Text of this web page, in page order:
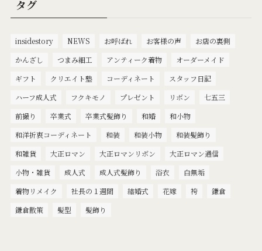
タグ
insidestory NEWS お呼ばれ お客様の声
お店の裏側
かんざし
つまみ細工 アンティーク着物
オーダーメイド
ギフト
クリエイト塾 コーディネート
スタッフ日記
ハーフ成人式
フクキモノ プレゼント リボン
七五三
前撮り
卒業式 卒業式髪飾り 和婚
和小物
和洋折衷コーディネート
和装 和装小物
和装髪飾り
和雑貨
大正ロマン 大正ロマンリボン
大正ロマン通信
小物・雑貨
成人式 成人式髪飾り 浴衣
白無垢
着物リメイク
社長の１週間 結婚式 花嫁 袴
鎌倉
鎌倉散策
髪型 髪飾り